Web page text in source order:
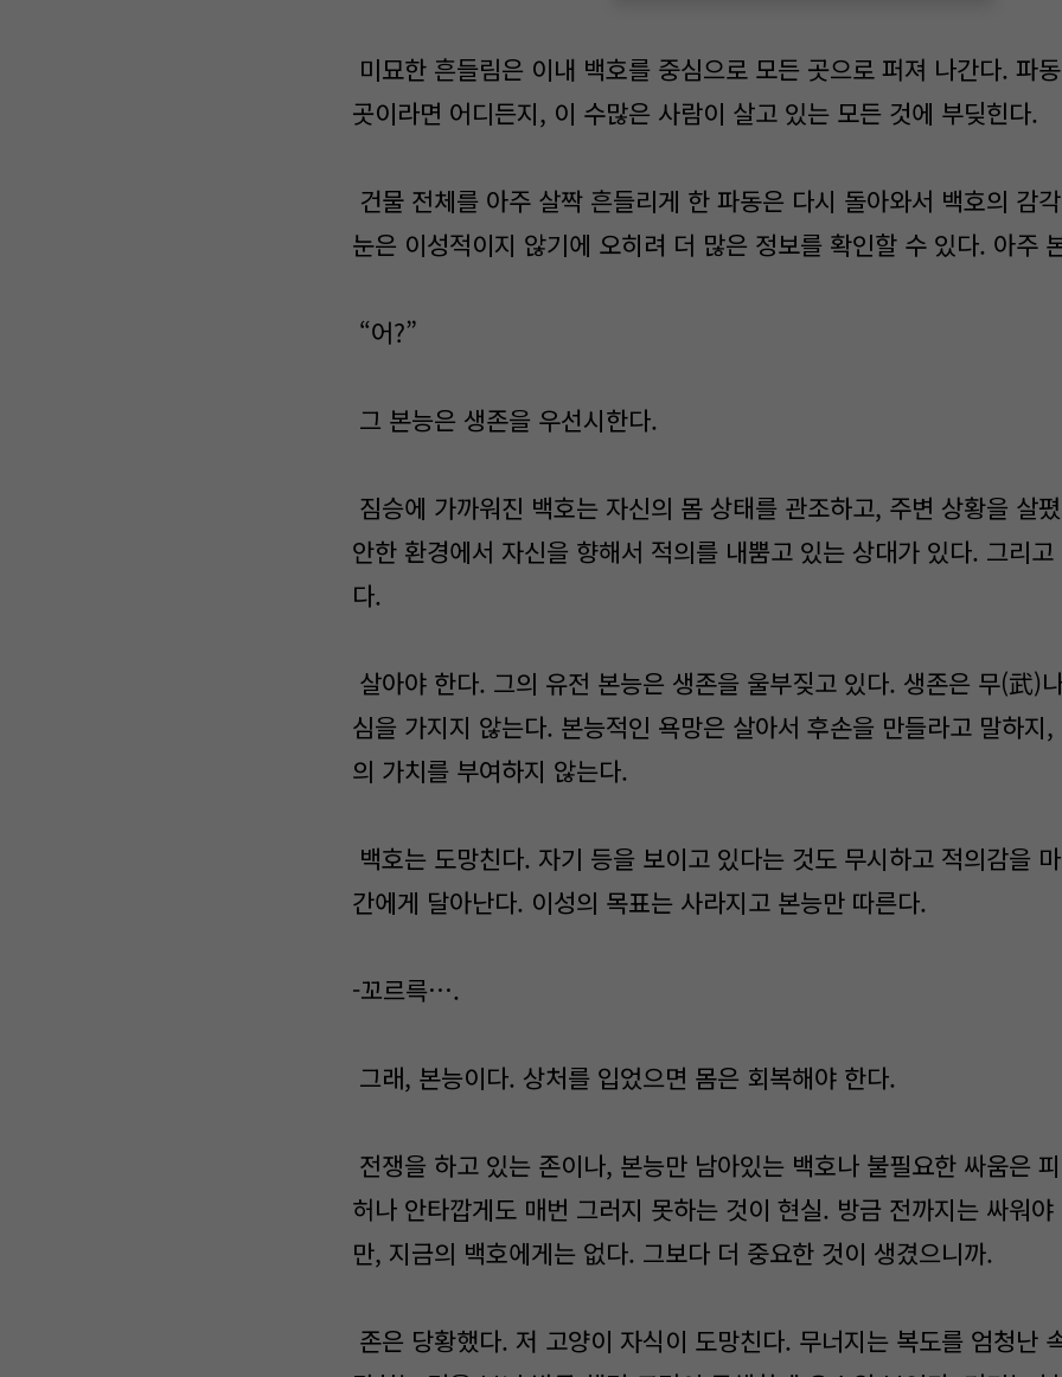
미묘한 흔들림은 이내 백호를 중심으로 모든 곳으로 퍼져 나간다. 파
곳이라면 어디든지, 이 수많은 사람이 살고 있는 모든 것에 부딪힌다.
건물 전체를 아주 살짝 흔들리게 한 파동은 다시 돌아와서 백호의 감
눈은 이성적이지 않기에 오히려 더 많은 정보를 확인할 수 있다. 아주
“어?”
그 본능은 생존을 우선시한다.
짐승에 가까워진 백호는 자신의 몸 상태를 관조하고, 주변 상황을 살
안한 환경에서 자신을 향해서 적의를 내뿜고 있는 상대가 있다. 그리
다.
살아야 한다. 그의 유전 본능은 생존을 울부짖고 있다. 생존은 무(武)
심을 가지지 않는다. 본능적인 욕망은 살아서 후손을 만들라고 말하지
의 가치를 부여하지 않는다.
백호는 도망친다. 자기 등을 보이고 있다는 것도 무시하고 적의감을
간에게 달아난다. 이성의 목표는 사라지고 본능만 따른다.
-꼬르륵….
그래, 본능이다. 상처를 입었으면 몸은 회복해야 한다.
전쟁을 하고 있는 존이나, 본능만 남아있는 백호나 불필요한 싸움은
허나 안타깝게도 매번 그러지 못하는 것이 현실. 방금 전까지는 싸워야
만, 지금의 백호에게는 없다. 그보다 더 중요한 것이 생겼으니까.
존은 당황했다. 저 고양이 자식이 도망친다. 무너지는 복도를 엄청난